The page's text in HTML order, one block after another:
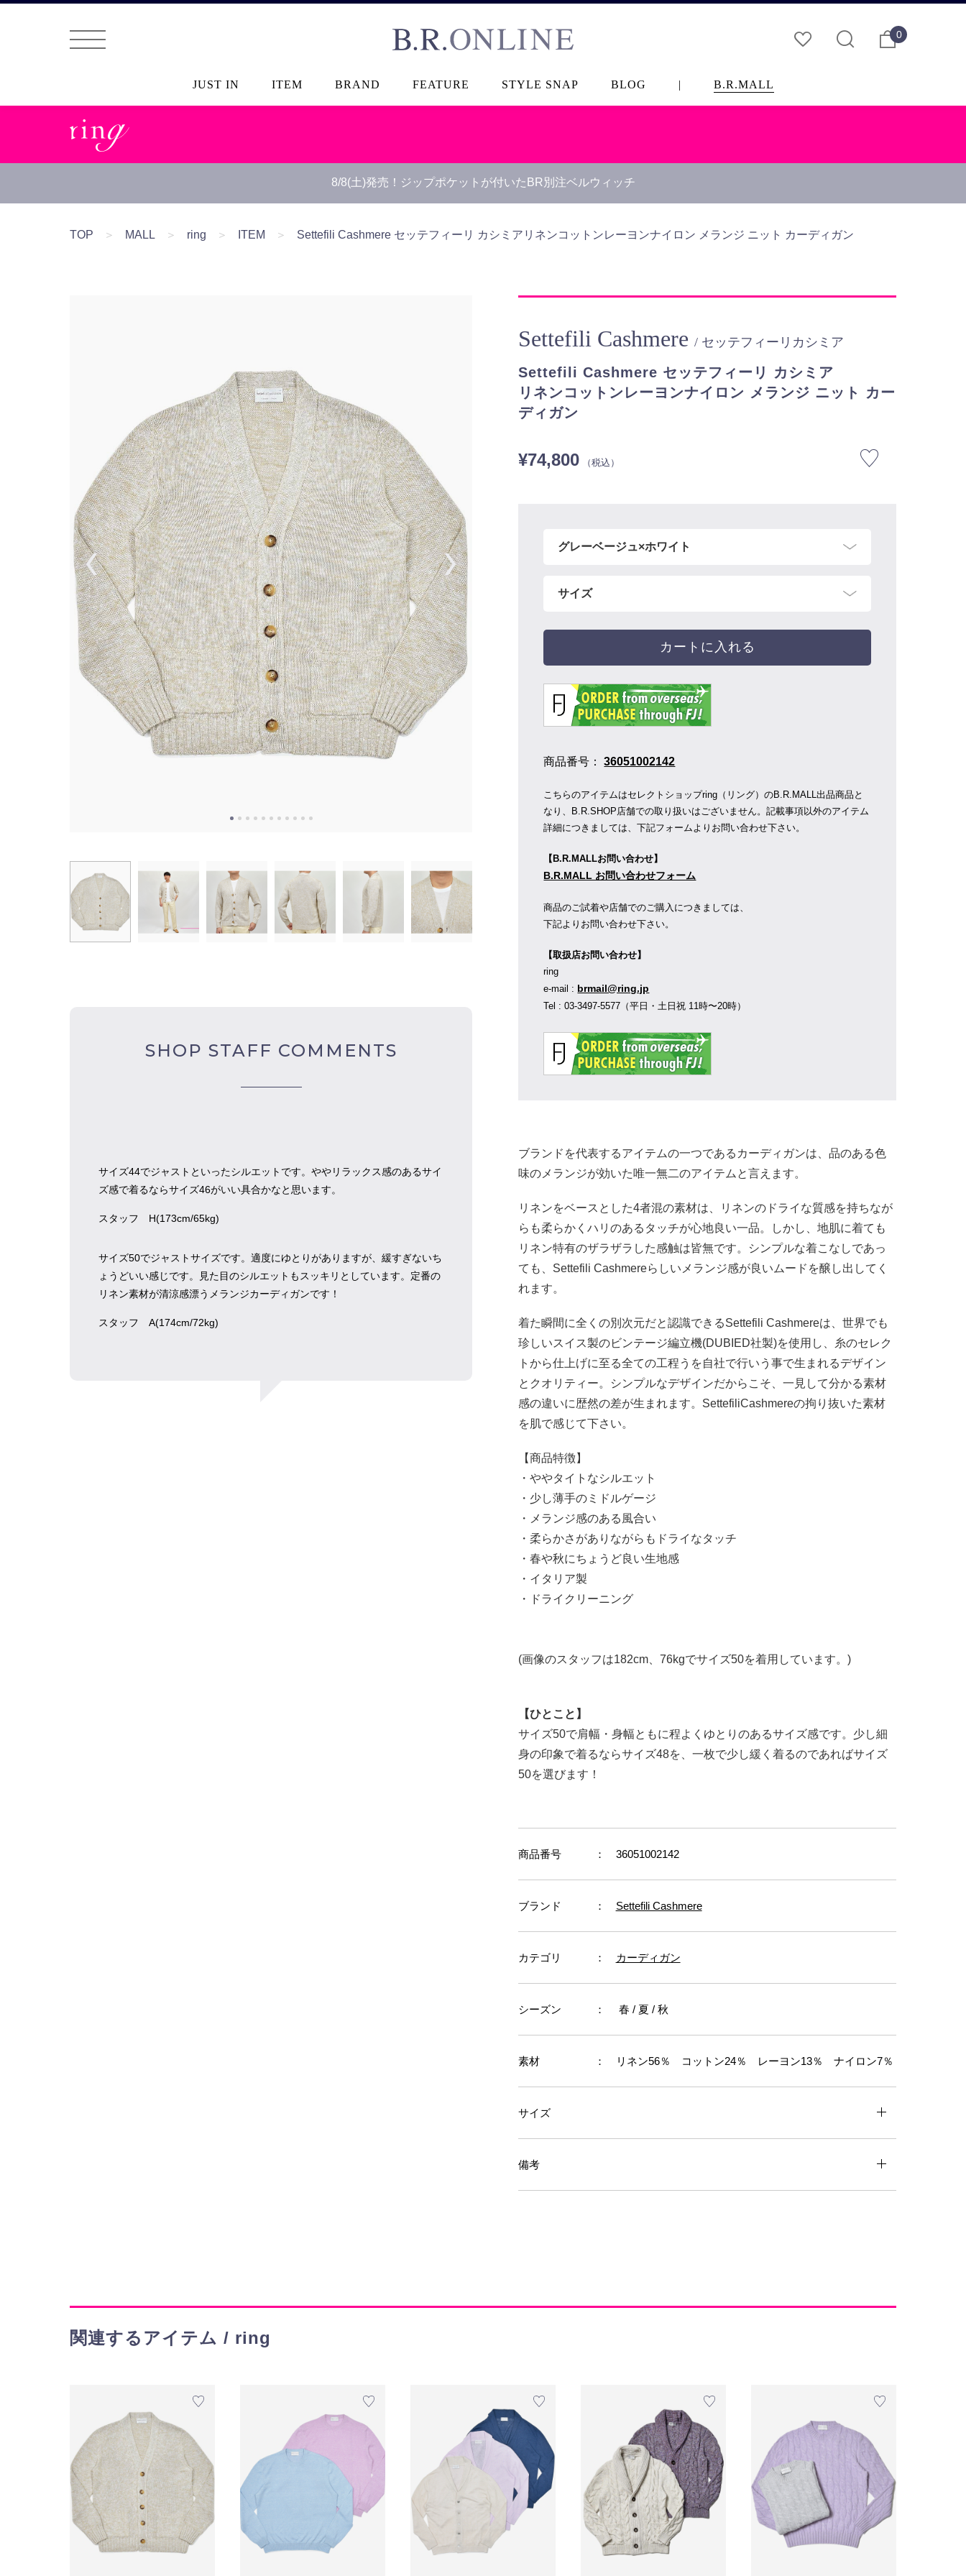
0
JUST IN ITEM BRAND FEATURE STYLE SNAP BLOG | B.R.MALL
8/8(土)発売！ジップポケットが付いたBR別注ベルウィッチ
TOP ＞ MALL ＞ ring ＞ ITEM ＞ Settefili Cashmere セッテフィーリ カシミア リネンコットンレーヨンナイロン メランジ ニット カーディガン
Settefili Cashmere/ セッテフィーリカシミア
Settefili Cashmere セッテフィーリ カシミア
リネンコットンレーヨンナイロン メランジ ニット カー
ディガン
¥74,800 （税込）
SHOP STAFF COMMENTS
サイズ44でジャストといったシルエットです。ややリラックス感のあるサイ
ズ感で着るならサイズ46がいい具合かなと思います。
スタッフ H(173cm/65kg)
サイズ50でジャストサイズです。適度にゆとりがありますが、緩すぎないち
ょうどいい感じです。見た目のシルエットもスッキリとしています。定番の
リネン素材が清涼感漂うメランジカーディガンです！
スタッフ A(174cm/72kg)
カートに入れる
商品番号：36051002142
こちらのアイテムはセレクトショップring（リング）のB.R.MALL出品商品と
なり、B.R.SHOP店舗での取り扱いはございません。記載事項以外のアイテム
詳細につきましては、下記フォームよりお問い合わせ下さい。
【B.R.MALLお問い合わせ】
B.R.MALL お問い合わせフォーム
商品のご試着や店舗でのご購入につきましては、
下記よりお問い合わせ下さい。
【取扱店お問い合わせ】
ring
e-mail : brmail@ring.jp
Tel : 03-3497-5577（平日・土日祝 11時〜20時）
ブランドを代表するアイテムの一つであるカーディガンは、品のある色
味のメランジが効いた唯一無二のアイテムと言えます。
リネンをベースとした4者混の素材は、リネンのドライな質感を持ちなが
らも柔らかくハリのあるタッチが心地良い一品。しかし、地肌に着ても
リネン特有のザラザラした感触は皆無です。シンプルな着こなしであっ
ても、Settefili Cashmereらしいメランジ感が良いムードを醸し出してく
れます。
着た瞬間に全くの別次元だと認識できるSettefili Cashmereは、世界でも
珍しいスイス製のビンテージ編立機(DUBIED社製)を使用し、糸のセレク
トから仕上げに至る全ての工程うを自社で行いう事で生まれるデザイン
とクオリティー。シンプルなデザインだからこそ、一見して分かる素材
感の違いに歴然の差が生まれます。SettefiliCashmereの拘り抜いた素材
を肌で感じて下さい。
【商品特徴】
・ややタイトなシルエット
・少し薄手のミドルゲージ
・メランジ感のある風合い
・柔らかさがありながらもドライなタッチ
・春や秋にちょうど良い生地感
・イタリア製
・ドライクリーニング
(画像のスタッフは182cm、76kgでサイズ50を着用しています。)
【ひとこと】
サイズ50で肩幅・身幅ともに程よくゆとりのあるサイズ感です。少し細
身の印象で着るならサイズ48を、一枚で少し緩く着るのであればサイズ
50を選びます！
商品番号 ： 36051002142
ブランド ： Settefili Cashmere
カテゴリ ： カーディガン
シーズン ： 春 / 夏 / 秋
素材 ： リネン56％ コットン24％ レーヨン13％ ナイロン7％
サイズ
備考
関連するアイテム / ring